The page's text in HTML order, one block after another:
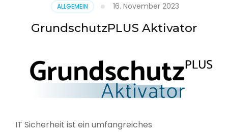
Schlacht
im
Netz
ALLGEMEIN 16. November 2023
GrundschutzPLUS Aktivator
IT Sicherheit ist ein umfangreiches